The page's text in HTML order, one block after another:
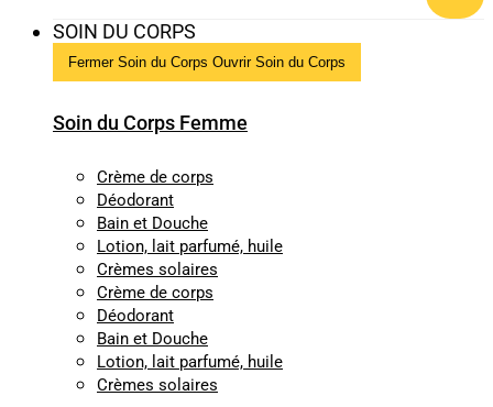
SOIN DU CORPS
Fermer Soin du Corps Ouvrir Soin du Corps
Soin du Corps Femme
Crème de corps
Déodorant
Bain et Douche
Lotion, lait parfumé, huile
Crèmes solaires
Crème de corps
Déodorant
Bain et Douche
Lotion, lait parfumé, huile
Crèmes solaires